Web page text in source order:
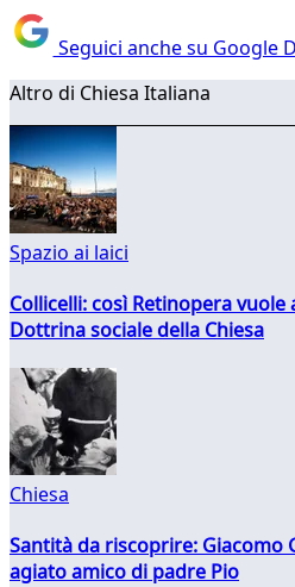
Seguici anche su Google
Altro di Chiesa Italiana
Spazio ai laici
Collicelli: così Retinopera
Dottrina sociale della Chiesa
Chiesa
Santità da riscoprire: Giacomo
agiato amico di padre Pio